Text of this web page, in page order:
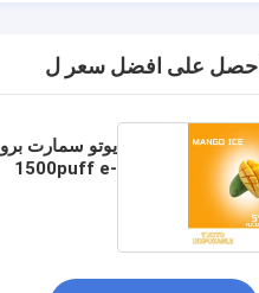
احصل على افضل سعر ل
يوتو سمارت برو
1500puff e-